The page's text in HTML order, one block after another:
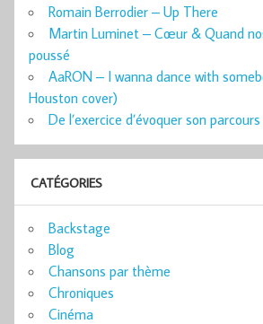
Romain Berrodier – Up There
Martin Luminet – Cœur & Quand
poussé
AaRON – I wanna dance with
Houston cover)
De l’exercice d’évoquer son
CATÉGORIES
Backstage
Blog
Chansons par thème
Chroniques
Cinéma